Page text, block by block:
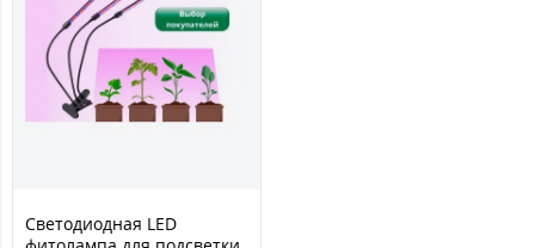
Светодиодная LED